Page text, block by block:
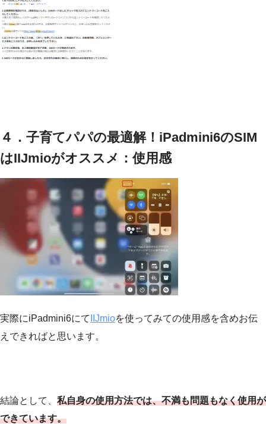
４．子育てパパの最適解！iPadmini6のSIM
はIIJmioがオススメ：使用感
実際にiPadmini6にて IIJmioを使ってみての使用感を含めお伝
えできればと思います。
結論として、 私自身の使用方法では、不満も問題もなく使用が
できています。